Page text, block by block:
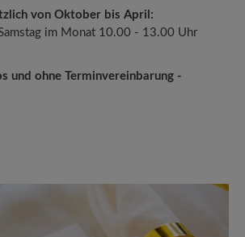
von Oktober bis April:
im Monat 10.00 - 13.00 Uhr
und ohne Terminvereinbarung -